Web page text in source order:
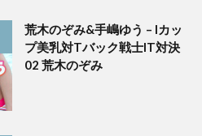
荒木のぞみ&手嶋ゆう – Iカッ
プ美乳対Tバック戦士IT対決
02 荒木のぞみ